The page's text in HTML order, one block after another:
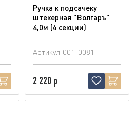
Ручка к подсачеку
штекерная "Волгаръ"
4,0м (4 секции)
Артикул 001-0081
2 220 р